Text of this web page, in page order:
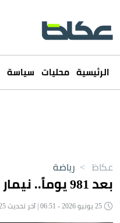
الرئيسية محليات سياسة
عكاظ > رياضة
بعد 981 يوماً.. نيمار في قلب المونديال